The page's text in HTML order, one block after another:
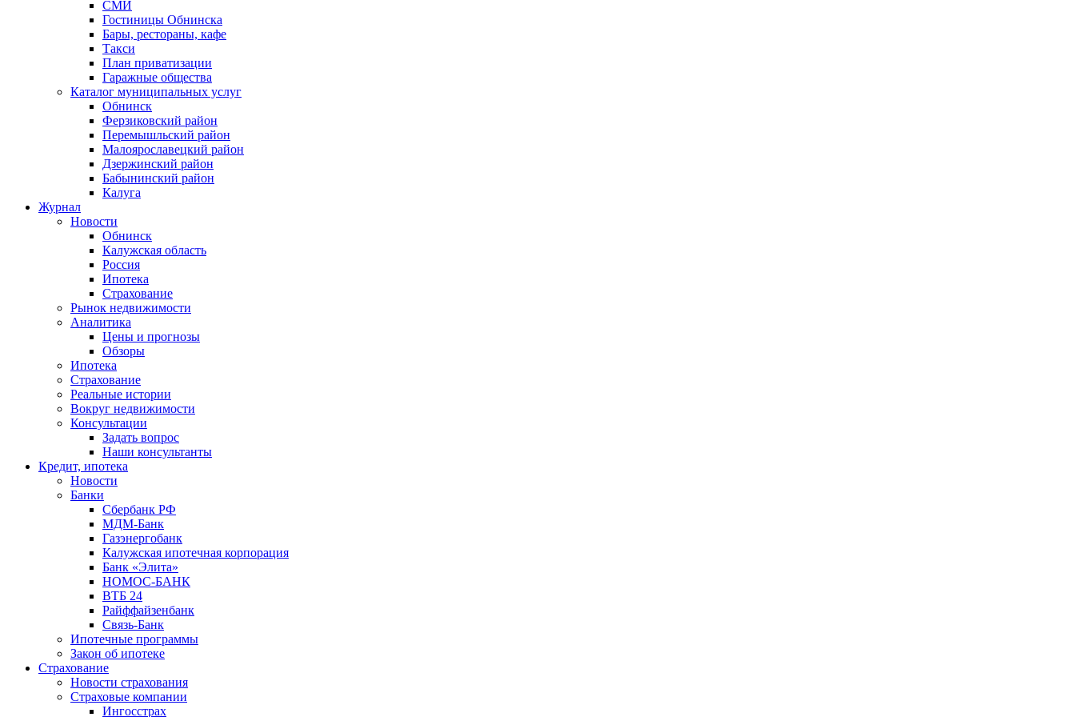
СМИ
Гостиницы Обнинска
Бары, рестораны, кафе
Такси
План приватизации
Гаражные общества
Каталог муниципальных услуг
Обнинск
Ферзиковский район
Перемышльский район
Малоярославецкий район
Дзержинский район
Бабынинский район
Калуга
Журнал
Новости
Обнинск
Калужская область
Россия
Ипотека
Страхование
Рынок недвижимости
Аналитика
Цены и прогнозы
Обзоры
Ипотека
Страхование
Реальные истории
Вокруг недвижимости
Консультации
Задать вопрос
Наши консультанты
Кредит, ипотека
Новости
Банки
Сбербанк РФ
МДМ-Банк
Газэнергобанк
Калужская ипотечная корпорация
Банк «Элита»
НОМОС-БАНК
ВТБ 24
Райффайзенбанк
Связь-Банк
Ипотечные программы
Закон об ипотеке
Страхование
Новости страхования
Страховые компании
Ингосстрах